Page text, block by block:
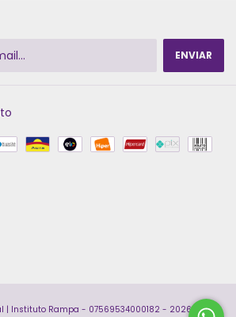
| Instituto Rampa - 07569534000182 - 2026. Todos